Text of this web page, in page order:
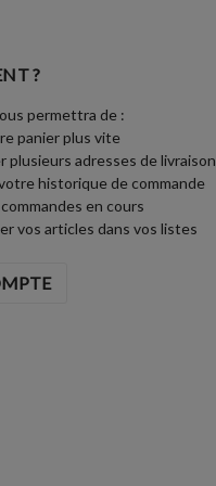
?
permettra de :
panier plus vite
plusieurs adresses de livraison
historique de commande
en cours
vos articles dans vos listes